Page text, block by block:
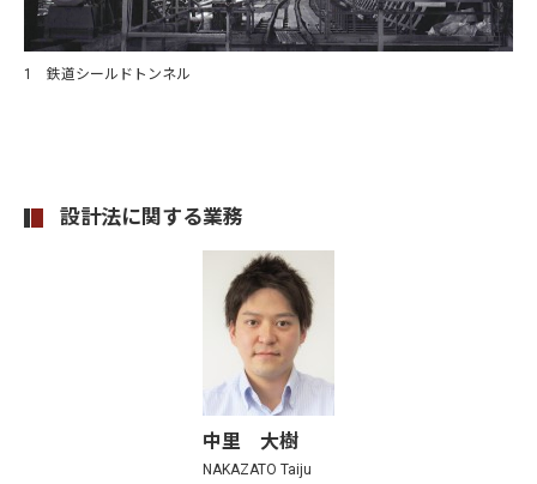
1 鉄道シールドトンネル
設計法に関する業務
中里 大樹
NAKAZATO Taiju